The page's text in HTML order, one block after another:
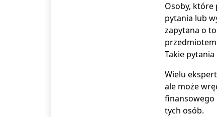
Osoby, które
pytania lub
zapytana o
Takie
Wielu
ale może
finansowego
tych osób.